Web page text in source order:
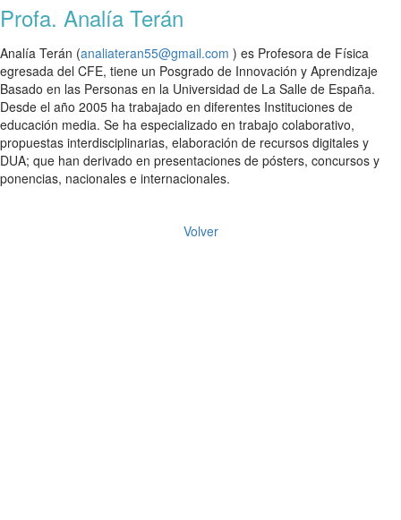
Profa. Analía Terán
Analía Terán (analiateran55@gmail.com ) es Profesora de Física
egresada del CFE, tiene un Posgrado de Innovación y Aprendizaje
Basado en las Personas en la Universidad de La Salle de España.
Desde el año 2005 ha trabajado en diferentes Instituciones de
educación media. Se ha especializado en trabajo colaborativo,
propuestas interdisciplinarias, elaboración de recursos digitales y
DUA; que han derivado en presentaciones de pósters, concursos y
ponencias, nacionales e internacionales.
Volver